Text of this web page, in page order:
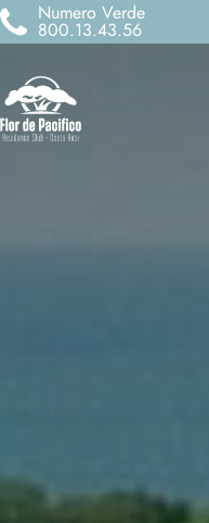
Numero Verde
800.13.43.56